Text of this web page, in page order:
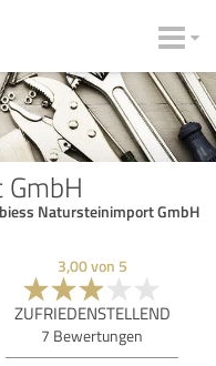
Natursteinimport GmbH
3,00von 5
ZUFRIEDENSTELLEND
7 Bewertungen